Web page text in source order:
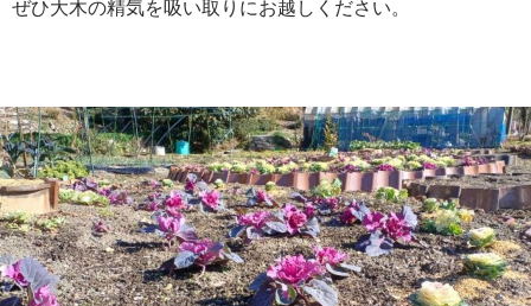
ぜひ大木の精気を吸い取りにお越しください。